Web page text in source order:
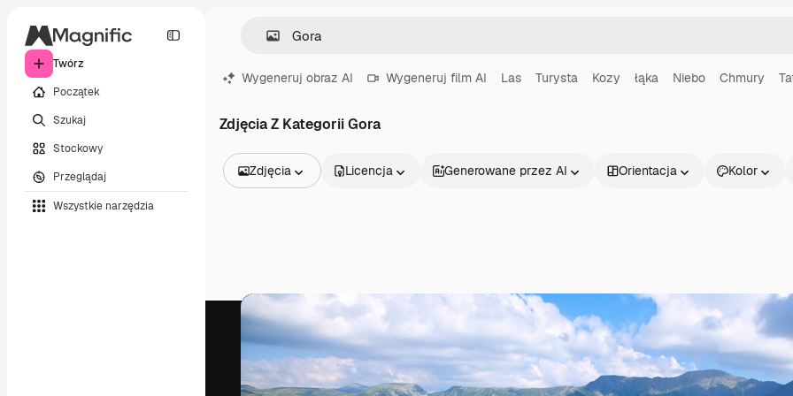
Twórz
Początek
Szukaj
Stockowy
Przeglądaj
Wszystkie narzędzia
Wygeneruj obraz AI Wygeneruj film AI Las Turysta Kozy łąka Niebo Chmury
Zdjęcia Z Kategorii Gora
Zdjęcia
Filmy
Klipy wideo
Ruchome grafiki
Szablony wideo
Ikony
Modele 3D
Czcionki
Licencja Generowane przez AI Orientacja Kolor
Produkty Zacznij